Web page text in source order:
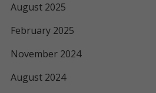
August 2025
February 2025
November 2024
August 2024